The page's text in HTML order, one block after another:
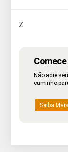
Z
Não adie
caminho
Saiba Mais